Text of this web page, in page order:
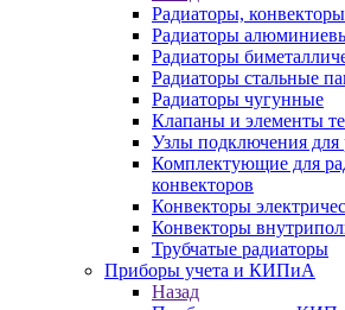
Радиаторы,
Радиаторы
Радиаторы
Радиаторы стальные
Радиаторы чугунные
Клапаны и элементы
Узлы подключения для
Комплектующие для
конвекторов
Конвекторы
Конвекторы
Трубчатые радиаторы
Приборы учета и КИПиА
Назад